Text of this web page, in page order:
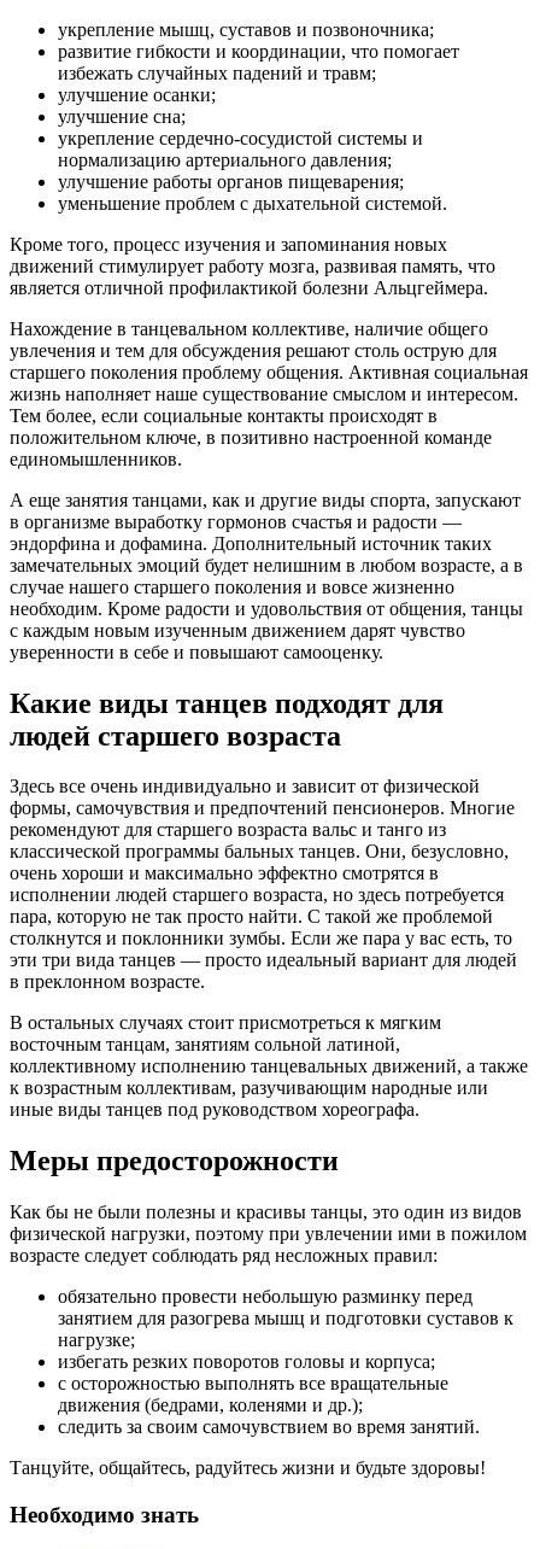
укрепление мышц, суставов и позвоночника;
развитие гибкости и координации, что помогает
избежать случайных падений и травм;
улучшение осанки;
улучшение сна;
укрепление сердечно-сосудистой системы и
нормализацию артериального давления;
улучшение работы органов пищеварения;
уменьшение проблем с дыхательной системой.
Кроме того, процесс изучения и запоминания новых
движений стимулирует работу мозга, развивая память, что
является отличной профилактикой болезни Альцгеймера.
Нахождение в танцевальном коллективе, наличие общего
увлечения и тем для обсуждения решают столь острую для
старшего поколения проблему общения. Активная социальная
жизнь наполняет наше существование смыслом и интересом.
Тем более, если социальные контакты происходят в
положительном ключе, в позитивно настроенной команде
единомышленников.
А еще занятия танцами, как и другие виды спорта, запускают
в организме выработку гормонов счастья и радости —
эндорфина и дофамина. Дополнительный источник таких
замечательных эмоций будет нелишним в любом возрасте, а в
случае нашего старшего поколения и вовсе жизненно
необходим. Кроме радости и удовольствия от общения, танцы
с каждым новым изученным движением дарят чувство
уверенности в себе и повышают самооценку.
Какие виды танцев подходят для
людей старшего возраста
Здесь все очень индивидуально и зависит от физической
формы, самочувствия и предпочтений пенсионеров. Многие
рекомендуют для старшего возраста вальс и танго из
классической программы бальных танцев. Они, безусловно,
очень хороши и максимально эффектно смотрятся в
исполнении людей старшего возраста, но здесь потребуется
пара, которую не так просто найти. С такой же проблемой
столкнутся и поклонники зумбы. Если же пара у вас есть, то
эти три вида танцев — просто идеальный вариант для людей
в преклонном возрасте.
В остальных случаях стоит присмотреться к мягким
восточным танцам, занятиям сольной латиной,
коллективному исполнению танцевальных движений, а также
к возрастным коллективам, разучивающим народные или
иные виды танцев под руководством хореографа.
Меры предосторожности
Как бы не были полезны и красивы танцы, это один из видов
физической нагрузки, поэтому при увлечении ими в пожилом
возрасте следует соблюдать ряд несложных правил:
обязательно провести небольшую разминку перед
занятием для разогрева мышц и подготовки суставов к
нагрузке;
избегать резких поворотов головы и корпуса;
с осторожностью выполнять все вращательные
движения (бедрами, коленями и др.);
следить за своим самочувствием во время занятий.
Танцуйте, общайтесь, радуйтесь жизни и будьте здоровы!
Необходимо знать